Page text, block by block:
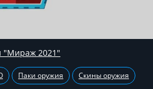
"Мираж 2021"
Паки оружия Скины оружия